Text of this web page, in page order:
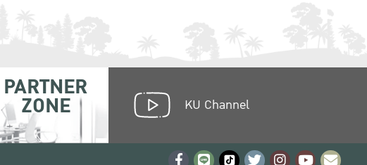
PARTNER
ZONE KU Channel